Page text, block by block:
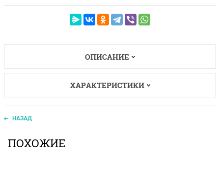
ОПИСАНИЕ
ХАРАКТЕРИСТИКИ
НАЗАД
ПОХОЖИЕ